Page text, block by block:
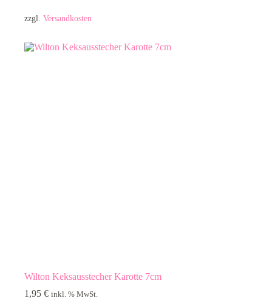
zzgl. Versandkosten
Wilton Keksausstecher Karotte 7cm
1,95 € inkl. % MwSt.